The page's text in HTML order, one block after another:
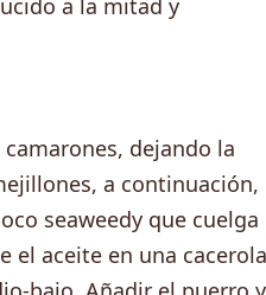
a la mitad y
dejando la
a continuación,
seaweedy que cuelga
el aceite en una cacerola